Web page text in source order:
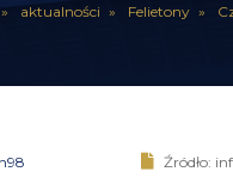
aktualności Felietony
Źródło: